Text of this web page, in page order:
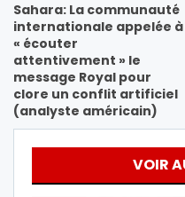
Sahara: La communauté
internationale appelée à
« écouter
attentivement » le
message Royal pour
clore un conflit artificiel
(analyste américain)
VOIR